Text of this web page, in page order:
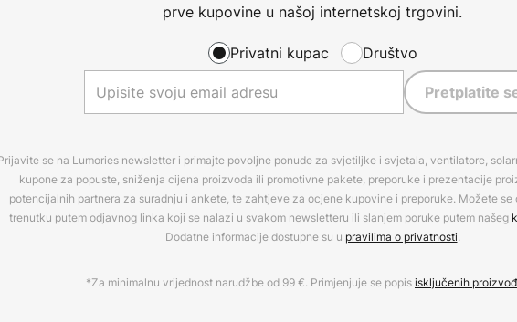
prve kupovine u našoj internetskoj trgovini.
Privatni kupac Društvo
Pretplatite
se na Lumories newsletter i primajte povoljne ponude za svjetiljke i svjetala, ventilatore,
kupone za popuste, sniženja cijena proizvoda ili promotivne pakete, preporuke i prezentacije
potencijalnih partnera za suradnju i ankete, te zahtjeve za ocjene kupovine i preporuke. Možete se
trenutku putem odjavnog linka koji se nalazi u svakom newsletteru ili slanjem poruke putem našeg
Dodatne informacije dostupne su u pravilima o privatnosti.
*Za minimalnu vrijednost narudžbe od 99 €. Primjenjuje se popisisključenih